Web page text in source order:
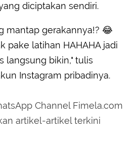
diciptakan sendiri.
mantap gerakannya!? 😂
pake latihan HAHAHA jadi
langsung bikin," tulis
Instagram pribadinya.
Channel Fimela.com
artikel-artikel terkini